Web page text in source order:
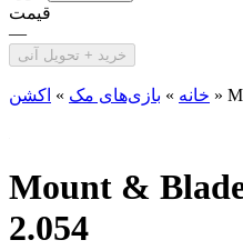
قیمت
—
خرید + تحویل آنی
خانه » بازی‌های مک » اکشن »
Mount &
2.054